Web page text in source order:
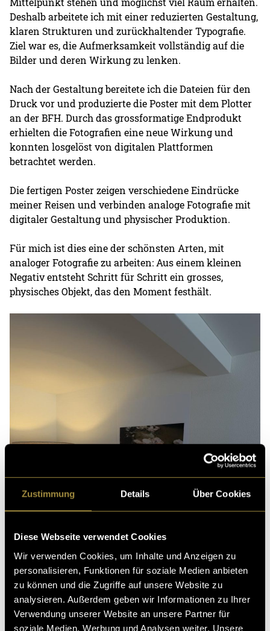
Zustimmung Details Über Cookies
Diese Webseite verwendet Cookies
Wir verwenden Cookies, um Inhalte und Anzeigen zu
personalisieren, Funktionen für soziale Medien anbieten
zu können und die Zugriffe auf unsere Website zu
analysieren. Außerdem geben wir Informationen zu Ihrer
Verwendung unserer Website an unsere Partner für
soziale Medien, Werbung und Analysen weiter. Unsere
Deshalb arbeitete ich mit einer reduzierten Gestaltung,
klaren Strukturen und zurückhaltender Typografie.
Ziel war es, die Aufmerksamkeit vollständig auf die
Bilder und deren Wirkung zu lenken.
Nach der Gestaltung bereitete ich die Dateien für den
Druck vor und produzierte die Poster mit dem Plotter
an der BFH. Durch das grossformatige Endprodukt
erhielten die Fotografien eine neue Wirkung und
konnten losgelöst von digitalen Plattformen
betrachtet werden.
Die fertigen Poster zeigen verschiedene Eindrücke
meiner Reisen und verbinden analoge Fotografie mit
digitaler Gestaltung und physischer Produktion.
Für mich ist dies eine der schönsten Arten, mit
analoger Fotografie zu arbeiten: Aus einem kleinen
Negativ entsteht Schritt für Schritt ein grosses,
physisches Objekt, das den Moment festhält.